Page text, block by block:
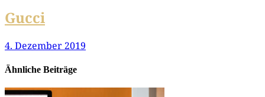
Gucci
4. Dezember 2019
Ähnliche Beiträge